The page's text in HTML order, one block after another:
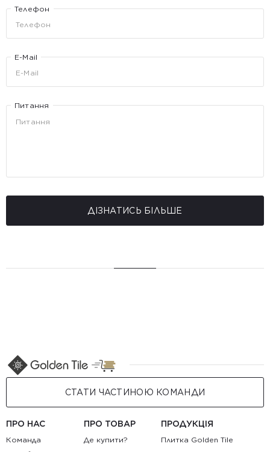
Телефон
E-Mail
Питання
ДІЗНАТИСЬ БІЛЬШЕ
СТАТИ ЧАСТИНОЮ КОМАНДИ
ПРО НАС
Команда
ПРО ТОВАР
Де купити?
ПРОДУКЦІЯ
Плитка Golden Tile